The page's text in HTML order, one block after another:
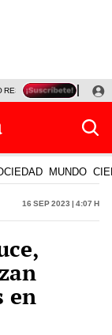
RESULTADOS HOY
MUNDO
16 Sep 2023 | 4:07 h
en